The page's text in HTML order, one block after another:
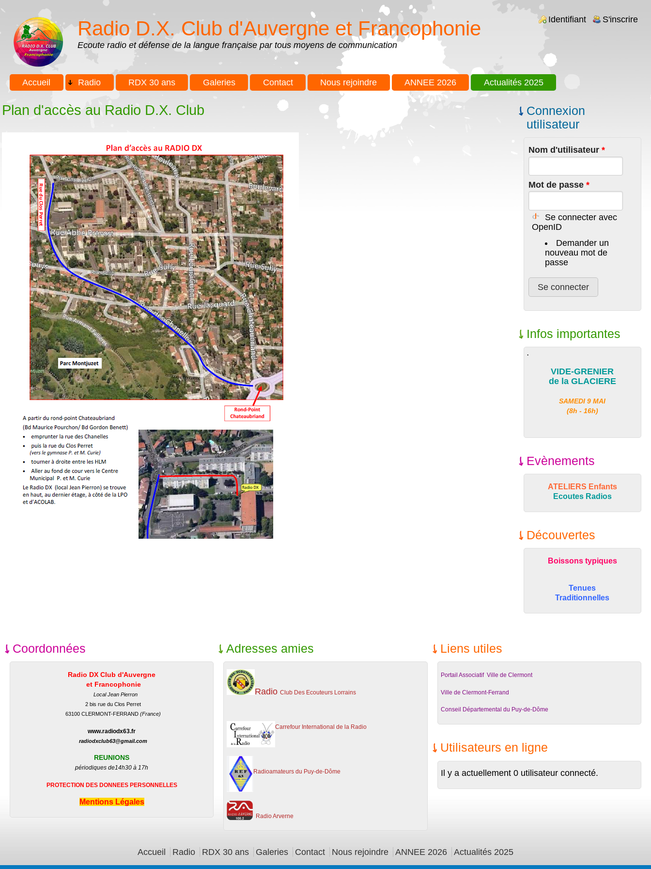
Login links
Identifiant S'inscrire
Radio D.X. Club d'Auvergne et Francophonie
Ecoute radio et défense de la langue française par tous moyens de communication
Menu principal
Accueil Radio RDX 30 ans Galeries Contact Nous rejoindre ANNEE 2026 Actualités 2025
Plan d'accès au Radio D.X. Club
Connexion
utilisateur
Nom d'utilisateur*
Mot de passe*
Se connecter avec
OpenID
Demander un
nouveau mot de
passe
Infos importantes
.
VIDE-GRENIER
de la GLACIERE
SAMEDI 9 MAI
(8h - 16h)
Evènements
ATELIERS Enfants
Ecoutes Radios
Découvertes
Boissons typiques
Tenues
Traditionnelles
Coordonnées
Radio DX Club d'Auvergne
et Francophonie
Local Jean Pierron
2 bis rue du Clos Perret
63100 CLERMONT-FERRAND(France)
www.radiodx63.fr
radiodxclub63@gmail.com
REUNIONS
périodiques de14h30 à 17h
PROTECTION DES DONNEES PERSONNELLES
Mentions Légales
Adresses amies
RadioClub Des Ecouteurs Lorrains
Carrefour International de la Radio
Radioamateurs du Puy-de-Dôme
Radio Arverne
Liens utiles
Portail Associatif Ville de Clermont
Ville de Clermont-Ferrand
Conseil Départemental du Puy-de-Dôme
Utilisateurs en ligne
Il y a actuellement 0 utilisateur connecté.
Accueil Radio RDX 30 ans Galeries Contact Nous rejoindre ANNEE 2026 Actualités 2025